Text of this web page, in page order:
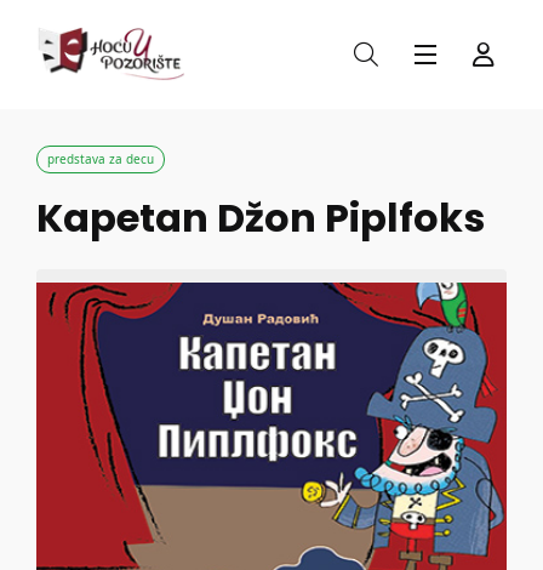
predstava za decu
Kapetan Džon Piplfoks